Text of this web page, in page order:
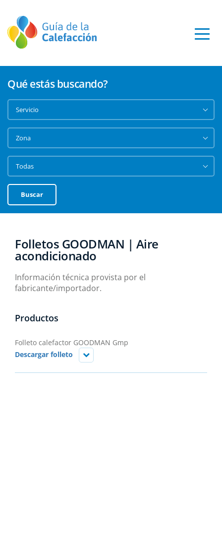
Qué estás buscando?
Buscar
Folletos GOODMAN | Aire
acondicionado
Información técnica provista por el
fabricante/importador.
Productos
Folleto calefactor GOODMAN Gmp
Descargar folleto